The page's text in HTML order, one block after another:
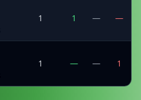
1 1 — —
1 — — 1